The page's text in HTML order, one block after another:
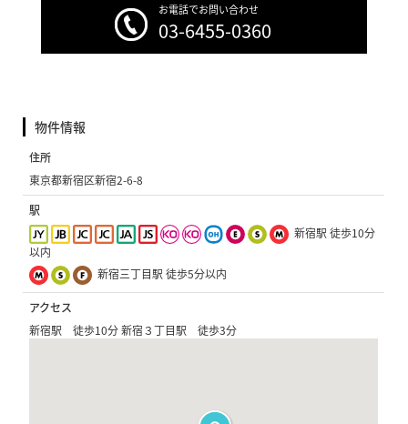
お電話でお問い合わせ
03-6455-0360
物件情報
住所
東京都新宿区新宿2-6-8
駅
新宿駅 徒歩10分
以内
新宿三丁目駅 徒歩5分以内
アクセス
新宿駅 徒歩10分 新宿３丁目駅 徒歩3分